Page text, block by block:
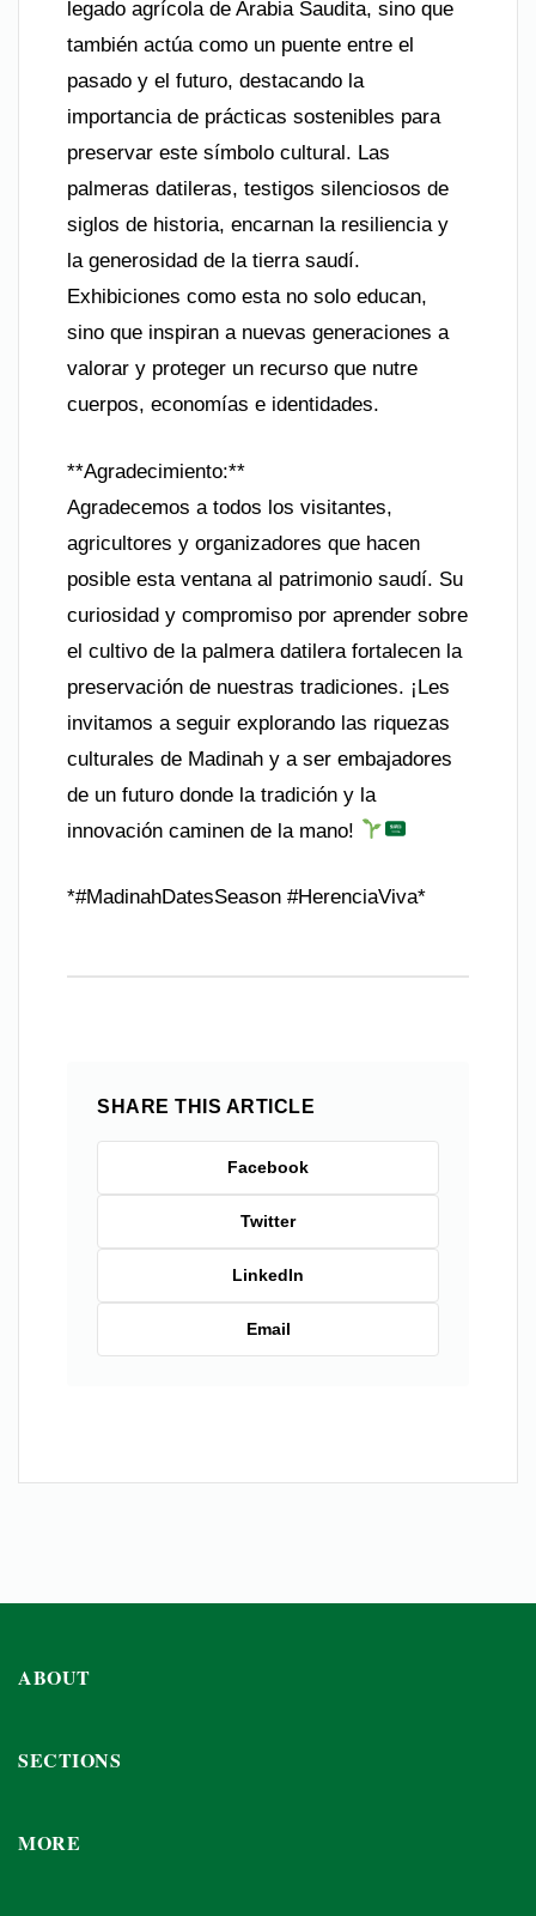
legado agrícola de Arabia Saudita, sino que
también actúa como un puente entre el
pasado y el futuro, destacando la
importancia de prácticas sostenibles para
preservar este símbolo cultural. Las
palmeras datileras, testigos silenciosos de
siglos de historia, encarnan la resiliencia y
la generosidad de la tierra saudí.
Exhibiciones como esta no solo educan,
sino que inspiran a nuevas generaciones a
valorar y proteger un recurso que nutre
cuerpos, economías e identidades.
**Agradecimiento:**
Agradecemos a todos los visitantes,
agricultores y organizadores que hacen
posible esta ventana al patrimonio saudí. Su
curiosidad y compromiso por aprender sobre
el cultivo de la palmera datilera fortalecen la
preservación de nuestras tradiciones. ¡Les
invitamos a seguir explorando las riquezas
culturales de Madinah y a ser embajadores
de un futuro donde la tradición y la
innovación caminen de la mano!
*#MadinahDatesSeason #HerenciaViva*
SHARE THIS ARTICLE
Facebook
Twitter
LinkedIn
Email
ABOUT
SECTIONS
MORE